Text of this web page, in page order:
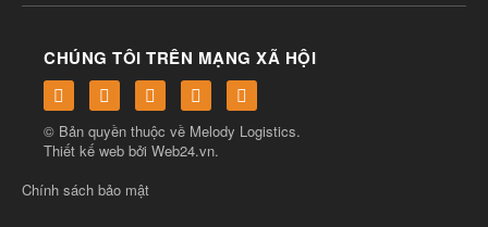
CHÚNG TÔI TRÊN MẠNG XÃ HỘI
© Bản quyền thuộc về Melody Logistics.
Thiết kế web bởi Web24.vn.
Chính sách bảo mật